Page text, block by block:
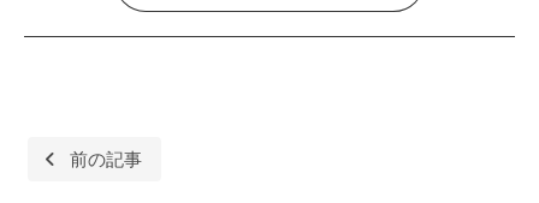
投
前の記事